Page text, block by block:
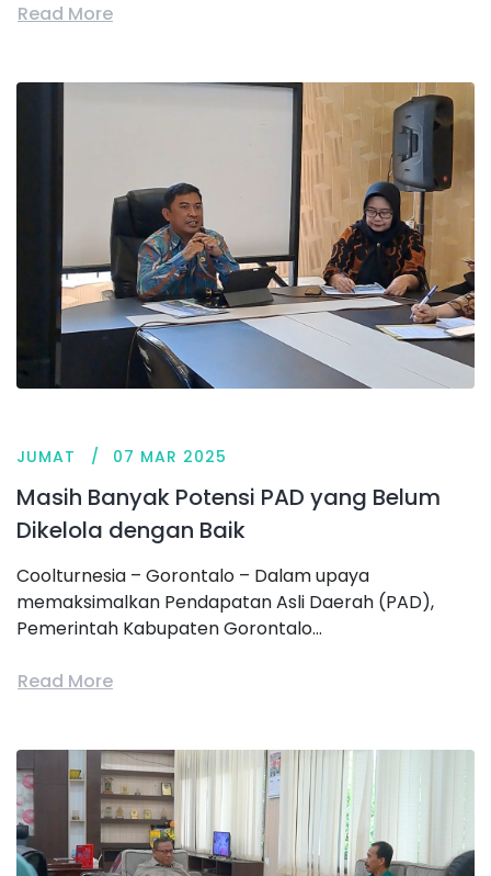
Read More
JUMAT 07 MAR 2025
Masih Banyak Potensi PAD yang Belum
Dikelola dengan Baik
Coolturnesia – Gorontalo – Dalam upaya
memaksimalkan Pendapatan Asli Daerah (PAD),
Pemerintah Kabupaten Gorontalo...
Read More